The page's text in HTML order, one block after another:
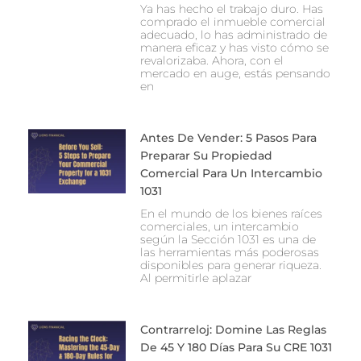
Ya has hecho el trabajo duro. Has
comprado el inmueble comercial
adecuado, lo has administrado de
manera eficaz y has visto cómo se
revalorizaba. Ahora, con el
mercado en auge, estás pensando
en
Antes De Vender: 5 Pasos Para
Preparar Su Propiedad
Comercial Para Un Intercambio
1031
En el mundo de los bienes raíces
comerciales, un intercambio
según la Sección 1031 es una de
las herramientas más poderosas
disponibles para generar riqueza.
Al permitirle aplazar
Contrarreloj: Domine Las Reglas
De 45 Y 180 Días Para Su CRE 1031